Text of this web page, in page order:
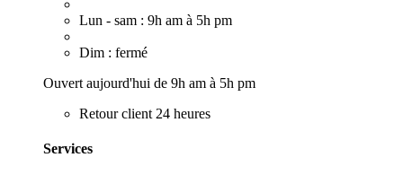
Lun - sam : 9h am à 5h pm
Dim : fermé
Ouvert aujourd'hui de 9h am à 5h pm
Retour client 24 heures
Services